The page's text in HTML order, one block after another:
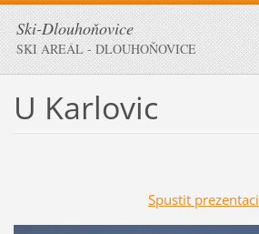
Ski-Dlouhoňovice
SKI AREÁL - DLOUHOŇOVICE
U Karlovic
Spustit prezentaci